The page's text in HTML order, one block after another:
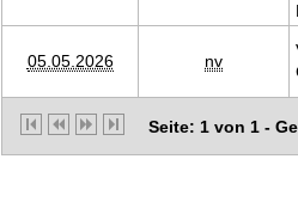
05.05.2026 nv
Seite: 1 von 1 -